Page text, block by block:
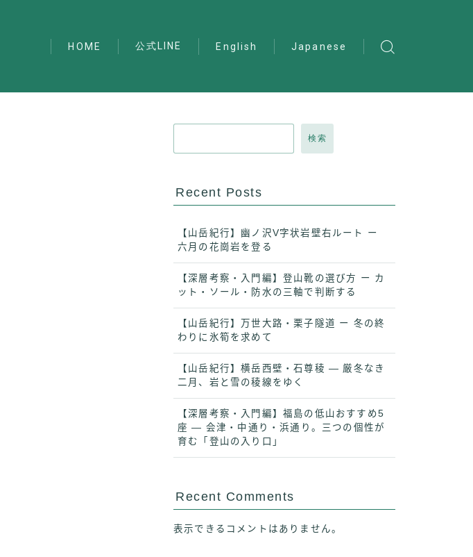
HOME 公式LINE English Japanese
検索
Recent Posts
【山岳紀行】幽ノ沢V字状岩壁右ルート ー
六月の花崗岩を登る
【深層考察・入門編】登山靴の選び方 ー カ
ット・ソール・防水の三軸で判断する
【山岳紀行】万世大路・栗子隧道 ー 冬の終
わりに氷筍を求めて
【山岳紀行】横岳西壁・石尊稜 ― 厳冬なき
二月、岩と雪の稜線をゆく
【深層考察・入門編】福島の低山おすすめ5
座 ― 会津・中通り・浜通り。三つの個性が
育む「登山の入り口」
Recent Comments
表示できるコメントはありません。